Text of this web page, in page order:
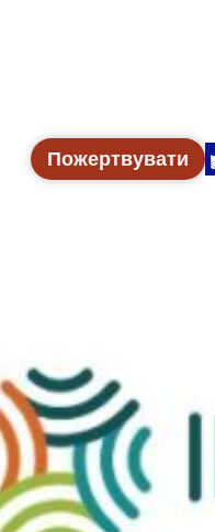
Пожертвувати